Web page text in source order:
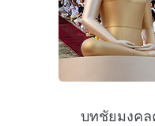
บทชัยมงคล